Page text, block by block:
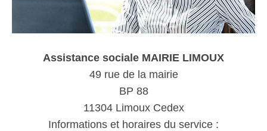
Assistance sociale MAIRIE LIMOUX
49 rue de la mairie
BP 88
11304 Limoux Cedex
Informations et horaires du service :